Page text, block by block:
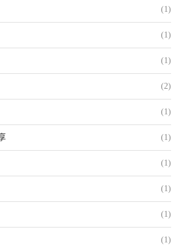
(1)
(1)
(1)
(2)
(1)
(1)
(1)
(1)
(1)
(1)